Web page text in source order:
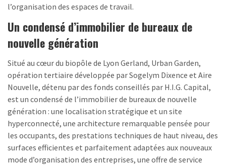
l’organisation des espaces de travail.
Un condensé d’immobilier de bureaux de
nouvelle génération
Situé au cœur du biopôle de Lyon Gerland, Urban Garden,
opération tertiaire développée par Sogelym Dixence et Aire
Nouvelle, détenu par des fonds conseillés par H.I.G. Capital,
est un condensé de l’immobilier de bureaux de nouvelle
génération : une localisation stratégique et un site
hyperconnecté, une architecture remarquable pensée pour
les occupants, des prestations techniques de haut niveau, des
surfaces efficientes et parfaitement adaptées aux nouveaux
mode d’organisation des entreprises, une offre de service